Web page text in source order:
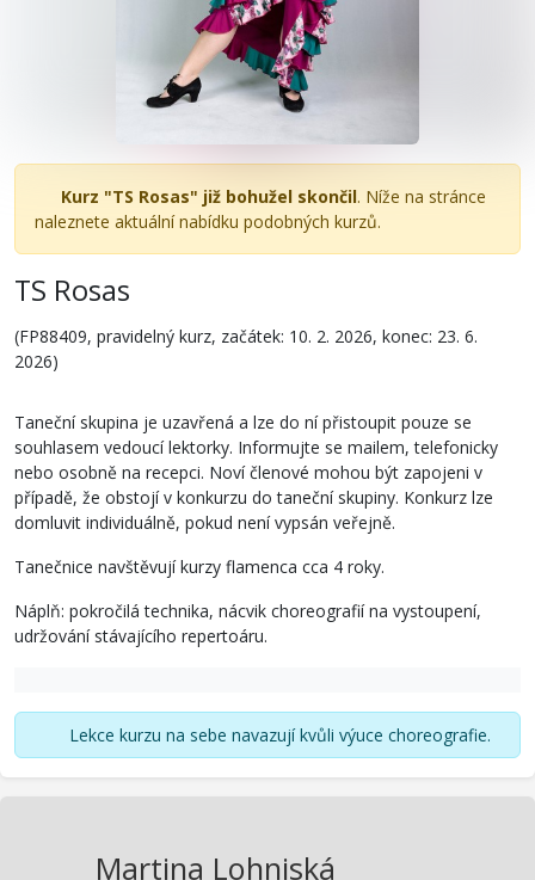
Kurz "TS Rosas" již bohužel skončil. Níže na stránce
naleznete aktuální nabídku podobných kurzů.
TS Rosas
(FP88409, pravidelný kurz, začátek: 10. 2. 2026, konec: 23. 6.
2026)
Taneční skupina je uzavřená a lze do ní přistoupit pouze se
souhlasem vedoucí lektorky. Informujte se mailem, telefonicky
nebo osobně na recepci. Noví členové mohou být zapojeni v
případě, že obstojí v konkurzu do taneční skupiny. Konkurz lze
domluvit individuálně, pokud není vypsán veřejně.
Tanečnice navštěvují kurzy flamenca cca 4 roky.
Náplň: pokročilá technika, nácvik choreografií na vystoupení,
udržování stávajícího repertoáru.
Lekce kurzu na sebe navazují kvůli výuce choreografie.
Martina Lohniská